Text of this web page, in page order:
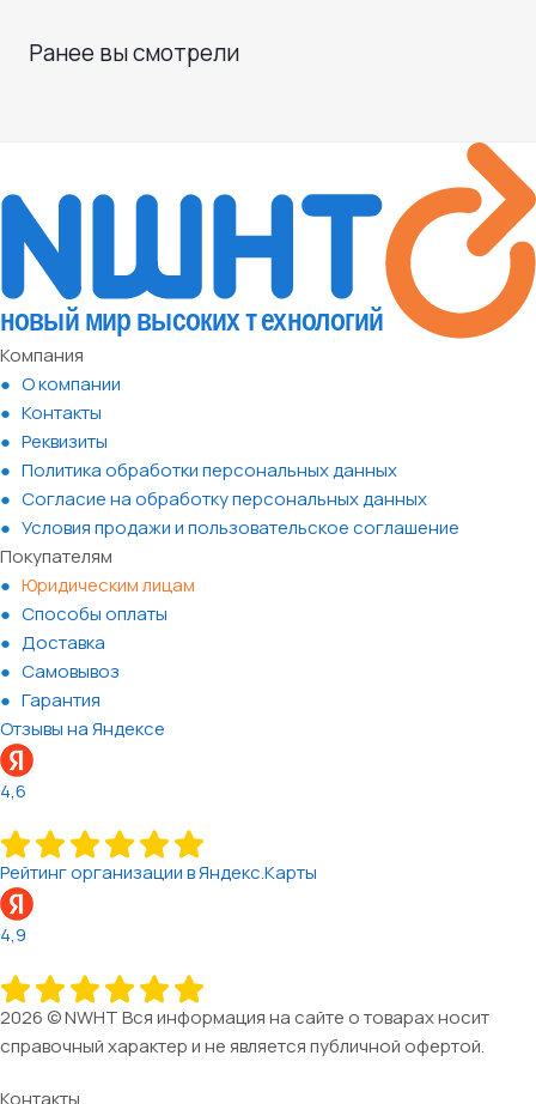
Ранее вы смотрели
Компания
О компании
Контакты
Реквизиты
Политика обработки персональных данных
Согласие на обработку персональных данных
Условия продажи и пользовательское соглашение
Покупателям
Юридическим лицам
Способы оплаты
Доставка
Самовывоз
Гарантия
Отзывы на Яндексе
4,6
Рейтинг организации в Яндекс.Карты
4,9
2026 © NWHT Вся информация на сайте о товарах носит
справочный характер и не является публичной офертой.